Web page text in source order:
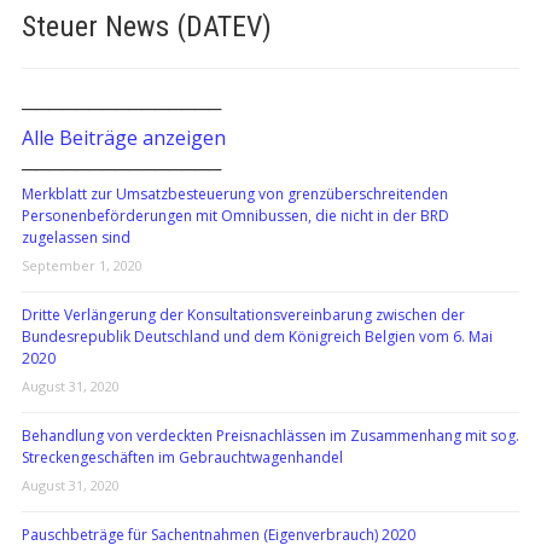
Steuer News (DATEV)
───────────────
Alle Beiträge anzeigen
───────────────
Merkblatt zur Umsatzbesteuerung von grenzüberschreitenden
Personenbeförderungen mit Omnibussen, die nicht in der BRD
zugelassen sind
September 1, 2020
Dritte Verlängerung der Konsultationsvereinbarung zwischen der
Bundesrepublik Deutschland und dem Königreich Belgien vom 6. Mai
2020
August 31, 2020
Behandlung von verdeckten Preisnachlässen im Zusammenhang mit sog.
Streckengeschäften im Gebrauchtwagenhandel
August 31, 2020
Pauschbeträge für Sachentnahmen (Eigenverbrauch) 2020